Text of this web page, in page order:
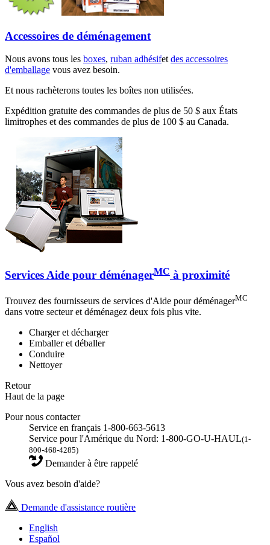
Accessoires de déménagement
Nous avons tous les boxes, ruban adhésifetdes accessoires
d'emballage vous avez besoin.
Et nous rachèterons toutes les boîtes non utilisées.
Expédition gratuite des commandes de plus de 50 $ aux États
limitrophes et des commandes de plus de 100 $ au Canada.
Services Aide pour déménagerMC à proximité
Trouvez des fournisseurs de services d'Aide pour déménagerMC
dans votre secteur et déménagez deux fois plus vite.
Charger et décharger
Emballer et déballer
Conduire
Nettoyer
Retour
Haut de la page
Pour nous contacter
Service en français 1-800-663-5613
Service pour l'Amérique du Nord: 1-800-GO-U-HAUL(1-
800-468-4285)
Demander à être rappelé
Vous avez besoin d'aide?
Demande d'assistance routière
English
Español